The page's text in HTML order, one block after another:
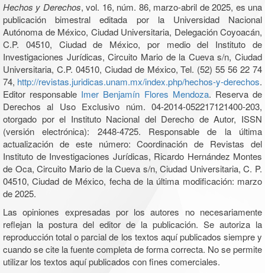
Hechos y Derechos, vol. 16, núm. 86, marzo-abril de 2025, es una
publicación bimestral editada por la Universidad Nacional
Autónoma de México, Ciudad Universitaria, Delegación Coyoacán,
C.P. 04510, Ciudad de México, por medio del Instituto de
Investigaciones Jurídicas, Circuito Mario de la Cueva s/n, Ciudad
Universitaria, C.P. 04510, Ciudad de México, Tel. (52) 55 56 22 74
74, http://revistas.juridicas.unam.mx/index.php/hechos-y-derechos.
Editor responsable Imer Benjamín Flores Mendoza. Reserva de
Derechos al Uso Exclusivo núm. 04-2014-052217121400-203,
otorgado por el Instituto Nacional del Derecho de Autor, ISSN
(versión electrónica): 2448-4725. Responsable de la última
actualización de este número: Coordinación de Revistas del
Instituto de Investigaciones Jurídicas, Ricardo Hernández Montes
de Oca, Circuito Mario de la Cueva s/n, Ciudad Universitaria, C. P.
04510, Ciudad de México, fecha de la última modificación: marzo
de 2025.
Las opiniones expresadas por los autores no necesariamente
reflejan la postura del editor de la publicación. Se autoriza la
reproducción total o parcial de los textos aquí publicados siempre y
cuando se cite la fuente completa de forma correcta. No se permite
utilizar los textos aquí publicados con fines comerciales.